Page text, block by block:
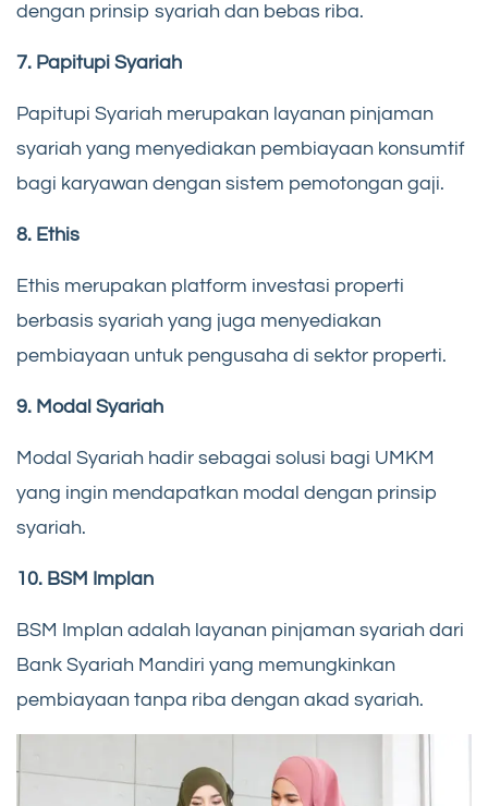
dengan prinsip syariah dan bebas riba.
7. Papitupi Syariah
Papitupi Syariah merupakan layanan pinjaman
syariah yang menyediakan pembiayaan konsumtif
bagi karyawan dengan sistem pemotongan gaji.
8. Ethis
Ethis merupakan platform investasi properti
berbasis syariah yang juga menyediakan
pembiayaan untuk pengusaha di sektor properti.
9. Modal Syariah
Modal Syariah hadir sebagai solusi bagi UMKM
yang ingin mendapatkan modal dengan prinsip
syariah.
10. BSM Implan
BSM Implan adalah layanan pinjaman syariah dari
Bank Syariah Mandiri yang memungkinkan
pembiayaan tanpa riba dengan akad syariah.